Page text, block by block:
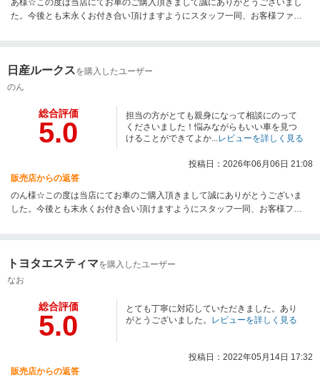
た。今後とも末永くお付き合い頂けますようにスタッフ一同、お客様ファー
がとうございました☆
日産ルークスを購入したユーザー
のん
総合評価
5.0
担当の方がとても親身になって相談にのって
くださいました！悩みながらもいい車を見つ
けることができてよか... レビューを詳しく見る
投稿日：2026年06月06日 21:08
販売店からの返答
のん様☆この度は当店にてお車のご購入頂きまして誠にありがとうございま
した。今後とも末永くお付き合い頂けますようにスタッフ一同、お客様ファ
りがとうございました☆
トヨタエスティマを購入したユーザー
なお
総合評価
5.0
とても丁寧に対応していただきました。あり
がとうございました。 レビューを詳しく見る
投稿日：2022年05月14日 17:32
販売店からの返答